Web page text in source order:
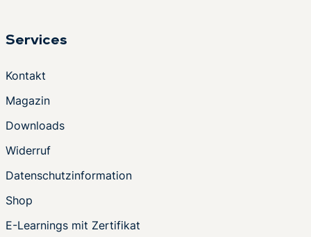
Services
Kontakt
Magazin
Downloads
Widerruf
Datenschutzinformation
Shop
E-Learnings mit Zertifikat